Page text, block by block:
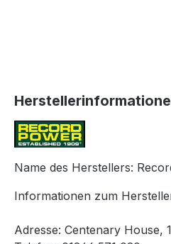
Name des Herstellers:
Informationen zum
Adresse: Centenary House,